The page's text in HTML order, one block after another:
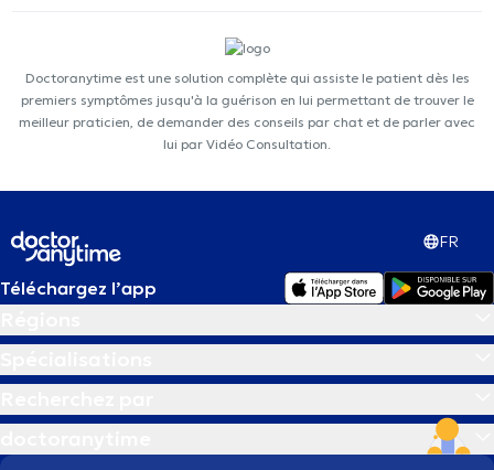
Doctoranytime est une solution complète qui assiste le patient dès les
premiers symptômes jusqu'à la guérison en lui permettant de trouver le
meilleur praticien, de demander des conseils par chat et de parler avec
lui par Vidéo Consultation.
FR
Téléchargez l’app